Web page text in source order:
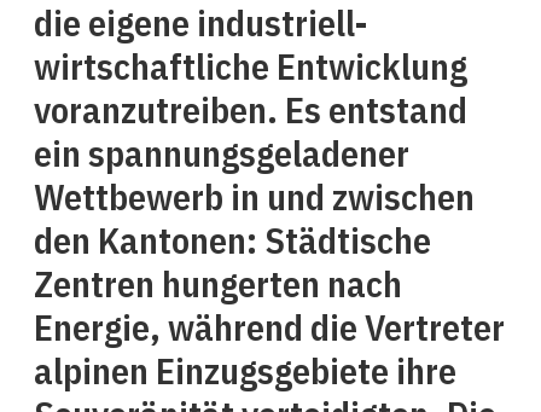
die eigene industriell-
wirtschaftliche Entwicklung
voranzutreiben. Es entstand
ein spannungsgeladener
Wettbewerb in und zwischen
den Kantonen: Städtische
Zentren hungerten nach
Energie, während die Vertreter
alpinen Einzugsgebiete ihre